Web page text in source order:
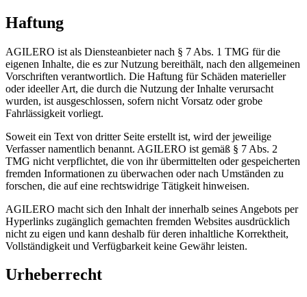
Haftung
AGILERO ist als Diensteanbieter nach § 7 Abs. 1 TMG für die
eigenen Inhalte, die es zur Nutzung bereithält, nach den allgemeinen
Vorschriften verantwortlich. Die Haftung für Schäden materieller
oder ideeller Art, die durch die Nutzung der Inhalte verursacht
wurden, ist ausgeschlossen, sofern nicht Vorsatz oder grobe
Fahrlässigkeit vorliegt.
Soweit ein Text von dritter Seite erstellt ist, wird der jeweilige
Verfasser namentlich benannt. AGILERO ist gemäß § 7 Abs. 2
TMG nicht verpflichtet, die von ihr übermittelten oder gespeicherten
fremden Informationen zu überwachen oder nach Umständen zu
forschen, die auf eine rechtswidrige Tätigkeit hinweisen.
AGILERO macht sich den Inhalt der innerhalb seines Angebots per
Hyperlinks zugänglich gemachten fremden Websites ausdrücklich
nicht zu eigen und kann deshalb für deren inhaltliche Korrektheit,
Vollständigkeit und Verfügbarkeit keine Gewähr leisten.
Urheberrecht